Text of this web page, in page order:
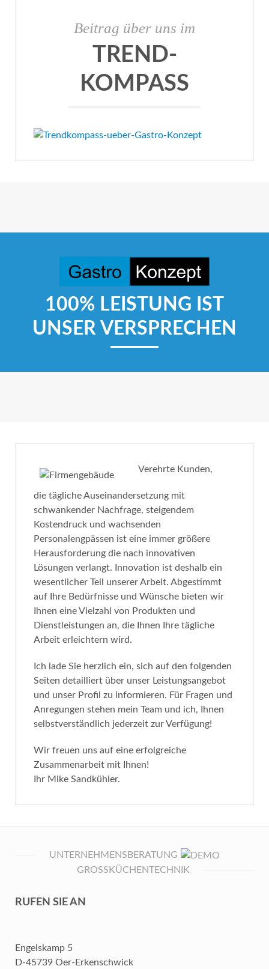
Beitrag über uns im
TREND-
KOMPASS
100% LEISTUNG IST
UNSER VERSPRECHEN
Verehrte Kunden,
die tägliche Auseinandersetzung mit
schwankender Nachfrage, steigendem
Kostendruck und wachsenden
Personalengpässen ist eine immer größere
Herausforderung die nach innovativen
Lösungen verlangt. Innovation ist deshalb ein
wesentlicher Teil unserer Arbeit. Abgestimmt
auf Ihre Bedürfnisse und Wünsche bieten wir
Ihnen eine Vielzahl von Produkten und
Dienstleistungen an, die Ihnen Ihre tägliche
Arbeit erleichtern wird.
Ich lade Sie herzlich ein, sich auf den folgenden
Seiten detailliert über unser Leistungsangebot
und unser Profil zu informieren. Für Fragen und
Anregungen stehen mein Team und ich, Ihnen
selbstverständlich jederzeit zur Verfügung!
Wir freuen uns auf eine erfolgreiche
Zusammenarbeit mit Ihnen!
Ihr Mike Sandkühler.
UNTERNEHMENSBERATUNG
GROSSKÜCHENTECHNIK
RUFEN SIE AN
Engelskamp 5
D-45739 Oer-Erkenschwick